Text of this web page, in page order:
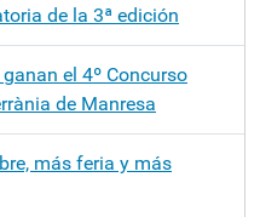
de la 3ª edición
el 4º Concurso
de Manresa
más feria y más